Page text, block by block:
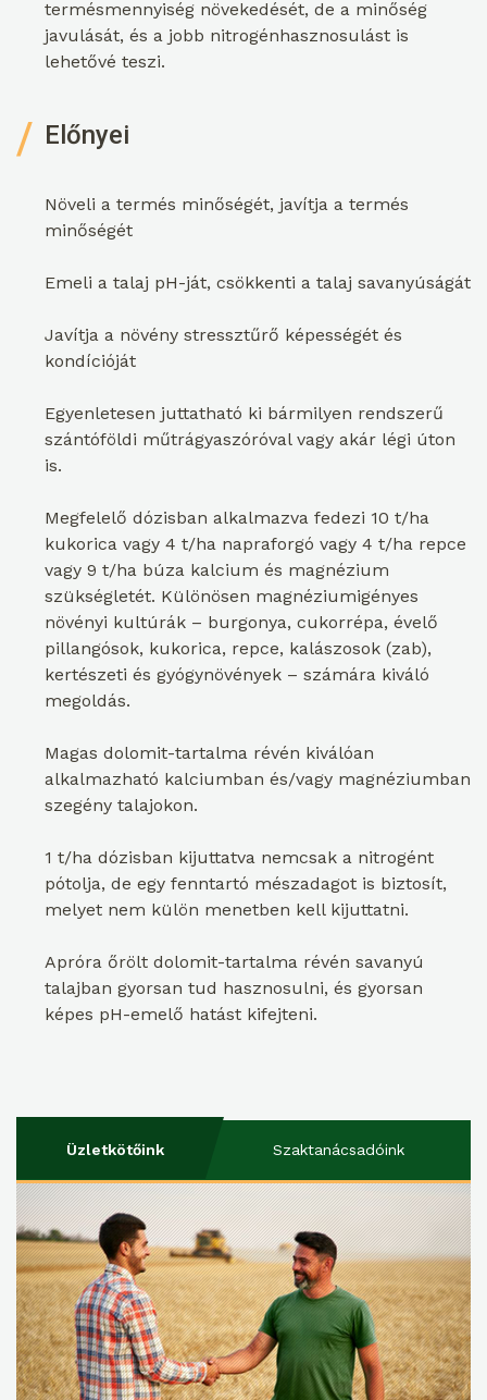
termésmennyiség növekedését, de a minőség
javulását, és a jobb nitrogénhasznosulást is
lehetővé teszi.
Előnyei
Növeli a termés minőségét, javítja a termés
minőségét
Emeli a talaj pH-ját, csökkenti a talaj savanyúságát
Javítja a növény stressztűrő képességét és
kondícióját
Egyenletesen juttatható ki bármilyen rendszerű
szántóföldi műtrágyaszóróval vagy akár légi úton
is.
Megfelelő dózisban alkalmazva fedezi 10 t/ha
kukorica vagy 4 t/ha napraforgó vagy 4 t/ha repce
vagy 9 t/ha búza kalcium és magnézium
szükségletét. Különösen magnéziumigényes
növényi kultúrák – burgonya, cukorrépa, évelő
pillangósok, kukorica, repce, kalászosok (zab),
kertészeti és gyógynövények – számára kiváló
megoldás.
Magas dolomit-tartalma révén kiválóan
alkalmazható kalciumban és/vagy magnéziumban
szegény talajokon.
1 t/ha dózisban kijuttatva nemcsak a nitrogént
pótolja, de egy fenntartó mészadagot is biztosít,
melyet nem külön menetben kell kijuttatni.
Apróra őrölt dolomit-tartalma révén savanyú
talajban gyorsan tud hasznosulni, és gyorsan
képes pH-emelő hatást kifejteni.
Üzletkötőink Szaktanácsadóink